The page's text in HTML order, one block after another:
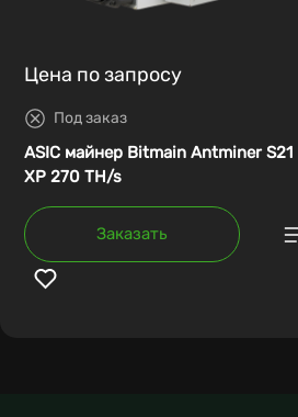
Цена по запросу
Под заказ
ASIC майнер Bitmain Antminer S21
XP 270 TH/s
Заказать